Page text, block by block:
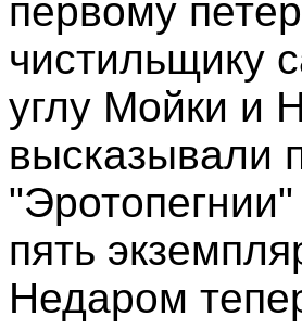
первому
чистильщику
углу Мойки и
высказывали
пять
Недаром